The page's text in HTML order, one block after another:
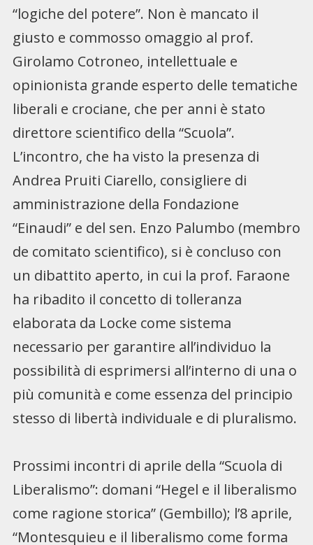
“logiche del potere”. Non è mancato il
giusto e commosso omaggio al prof.
Girolamo Cotroneo, intellettuale e
opinionista grande esperto delle tematiche
liberali e crociane, che per anni è stato
direttore scientifico della “Scuola”.
L’incontro, che ha visto la presenza di
Andrea Pruiti Ciarello, consigliere di
amministrazione della Fondazione
“Einaudi” e del sen. Enzo Palumbo (membro
de comitato scientifico), si è concluso con
un dibattito aperto, in cui la prof. Faraone
ha ribadito il concetto di tolleranza
elaborata da Locke come sistema
necessario per garantire all’individuo la
possibilità di esprimersi all’interno di una o
più comunità e come essenza del principio
stesso di libertà individuale e di pluralismo.
Prossimi incontri di aprile della “Scuola di
Liberalismo”: domani “Hegel e il liberalismo
come ragione storica” (Gembillo); l’8 aprile,
“Montesquieu e il liberalismo come forma